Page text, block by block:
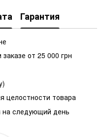
Гарантия
от 25 000 грн
целостности товара
на следующий день